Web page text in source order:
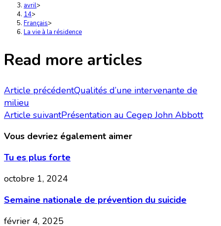
avril>
14>
Français>
La vie à la résidence
Read more articles
Article précédentQualités d’une intervenante de
milieu
Article suivantPrésentation au Cegep John Abbott
Vous devriez également aimer
Tu es plus forte
octobre 1, 2024
Semaine nationale de prévention du suicide
février 4, 2025